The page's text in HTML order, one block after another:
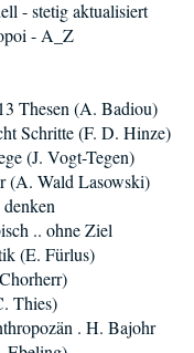
- stetig aktualisiert
- A_Z
Thesen (A. Badiou)
Schritte (F. D. Hinze)
(J. Vogt-Tegen)
(A. Wald Lasowski)
.. ohne Ziel
(E. Fürlus)
Thies)
. H. Bajohr